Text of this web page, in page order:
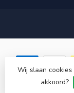
© Copyright
Wij slaan
akkoord?